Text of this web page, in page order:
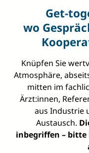
wo
Knüpfen Sie
Atmosphäre,
mitten im
Ärzt:innen,
aus Industrie
Austausch.
inbegriffen – bitte